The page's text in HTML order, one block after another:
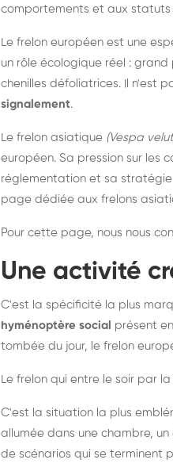
comportements et aux statuts
Le frelon européen est une
un rôle écologique réel :
chenilles défoliatrices. Il n'est
signalement.
Le frelon asiatique (Vespa
européen. Sa pression sur les
réglementation et sa
page dédiée aux frelons
Pour cette page, nous nous
Une activité
C'est la spécificité la plus
hyménoptère social présent
tombée du jour, le frelon
Le frelon qui entre le soir par
C'est la situation la plus
allumée dans une chambre,
de scénarios qui se terminent